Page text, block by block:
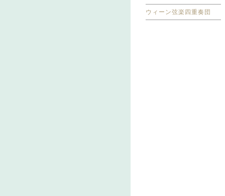
ウィーン弦楽四重奏団